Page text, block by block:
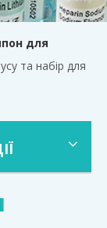
для
та набір для